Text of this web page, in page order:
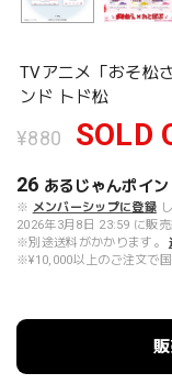
TVアニメ「おそ松
ンド トド松
¥880 SOLD
26 あるじゃんポイン
※ メンバーシップに登録
2026年3月8日 23:59 に販売
※別途送料がかかります。
※¥10,000以上のご注文で